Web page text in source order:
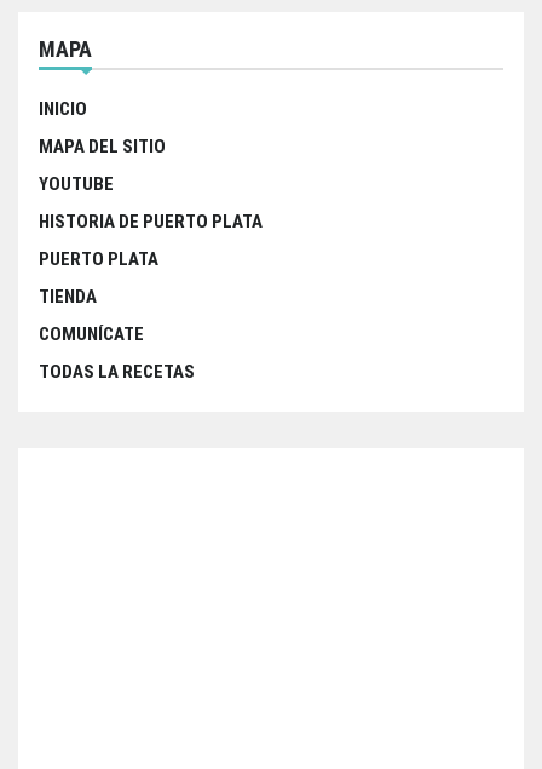
MAPA
INICIO
MAPA DEL SITIO
YOUTUBE
HISTORIA DE PUERTO PLATA
PUERTO PLATA
TIENDA
COMUNÍCATE
TODAS LA RECETAS